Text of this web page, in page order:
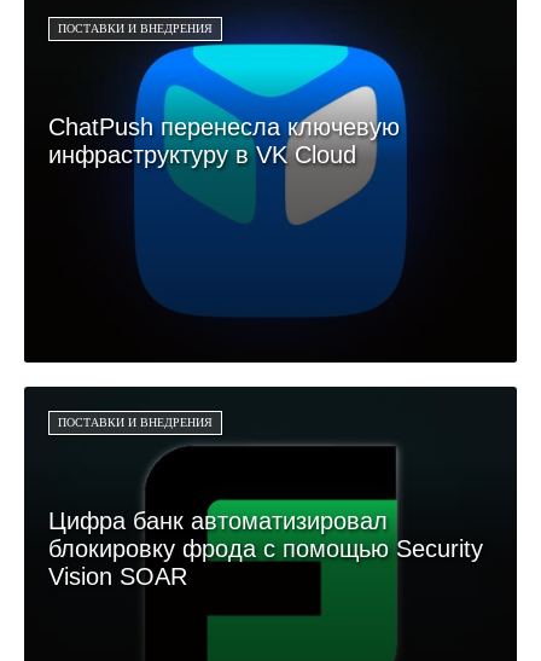
ПОСТАВКИ И ВНЕДРЕНИЯ
ChatPush перенесла ключевую
инфраструктуру в VK Cloud
ПОСТАВКИ И ВНЕДРЕНИЯ
Цифра банк автоматизировал
блокировку фрода с помощью Security
Vision SOAR